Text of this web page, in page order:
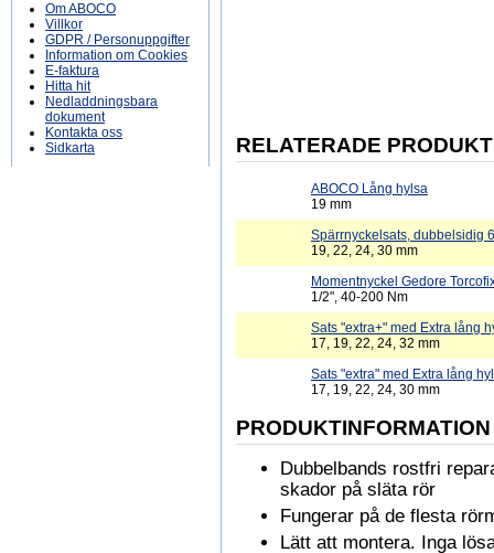
Om ABOCO
Villkor
GDPR / Personuppgifter
Information om Cookies
E-faktura
Hitta hit
Nedladdningsbara
dokument
Kontakta oss
Sidkarta
RELATERADE
ABOCO Lång hylsa
19 mm
Spärrnyckelsats, dubbelsidig
19, 22, 24, 30 mm
Momentnyckel Gedore
1/2", 40-200 Nm
Sats "extra+" med Extra lång
17, 19, 22, 24, 32 mm
Sats "extra" med Extra lång
17, 19, 22, 24, 30 mm
PRODUKTINFORMATION
Dubbelbands rostfri
skador på släta rör
Fungerar på de flesta
Lätt att montera. Inga